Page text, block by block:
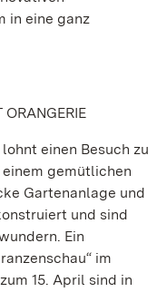
in eine ganz
ORANGERIE
einen Besuch zu
gemütlichen
Gartenanlage und
und sind
Ein
im
15. April sind in